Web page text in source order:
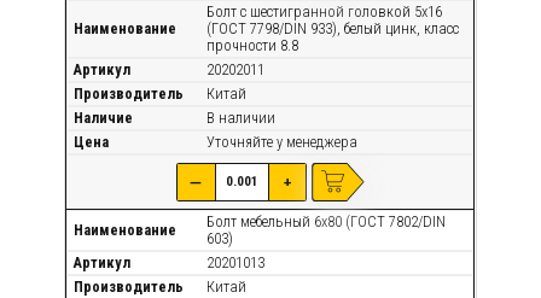
Наименование
Болт с шестигранной головкой 5х16
(ГОСТ 7798/DIN 933), белый цинк, класс
прочности 8.8
Артикул
20202011
Производитель
Китай
Наличие
В наличии
Цена
Уточняйте у менеджера
— +
Наименование
Болт мебельный 6х80 (ГОСТ 7802/DIN
603)
Артикул
20201013
Производитель
Китай